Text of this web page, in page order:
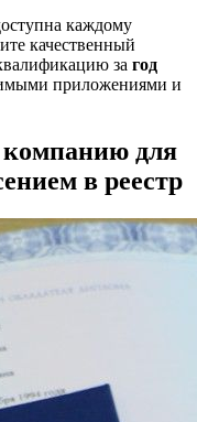
каждому
качественный
за год
приложениями и
для
в реестр